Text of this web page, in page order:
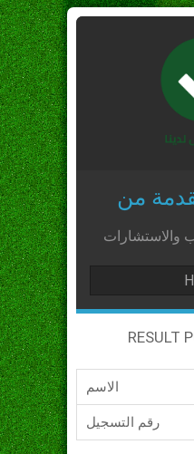
من
والاستشارات
RESULT
الاسم
رقم التسجيل